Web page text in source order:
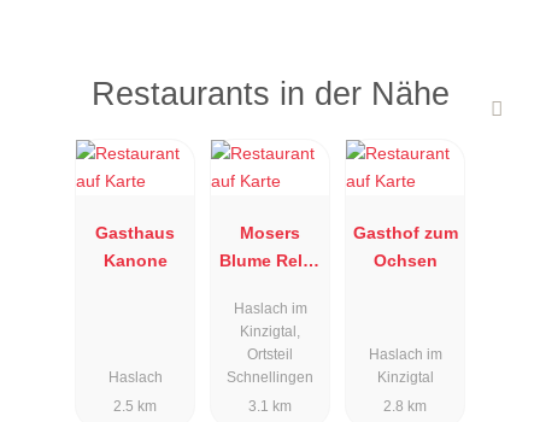
Restaurants in der Nähe
Gasthaus
Kanone
Haslach
2.5 km
Mosers
Blume Relax
Hotel
Haslach im
Kinzigtal,
Ortsteil
Schnellingen
3.1 km
Gasthof zum
Ochsen
Haslach im
Kinzigtal
2.8 km